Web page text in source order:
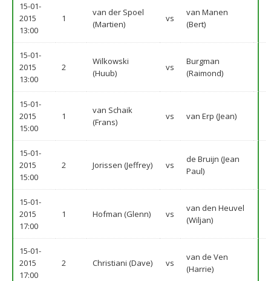
15-01-
2015
13:00
1
van der Spoel
(Martien)
vs
van Manen
(Bert)
15-01-
2015
13:00
2
Wilkowski
(Huub)
vs
Burgman
(Raimond)
15-01-
2015
15:00
1
van Schaik
(Frans)
vs van Erp (Jean)
15-01-
2015
15:00
2 Jorissen (Jeffrey) vs
de Bruijn (Jean
Paul)
15-01-
2015
17:00
1 Hofman (Glenn) vs
van den Heuvel
(Wiljan)
15-01-
2015
17:00
2 Christiani (Dave) vs
van de Ven
(Harrie)